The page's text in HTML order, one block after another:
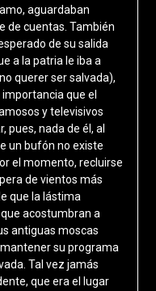
aguardaban
de cuentas. También
de su salida
a la patria le iba a
querer ser salvada),
que el
y televisivos
pues, nada de él, al
un bufón no existe
el momento, recluirse
de vientos más
que la lástima
acostumbran a
antiguas moscas
su programa
Tal vez jamás
que era el lugar